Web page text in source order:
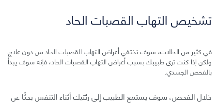
تشخيص التهاب القصبات الحاد
في كثير من الحالات، سوف تختفي أعراض التهاب القصبات الحاد من دون علاج.
ولكن إذا كنت ترى طبيبك بسبب أعراض التهاب القصبات الحاد، فإنه سوف يبدأ
بالفحص الجسدي.
خلال الفحص، سوف يستمع الطبيب إلى رئتيك أثناء التنفس بحثًا عن